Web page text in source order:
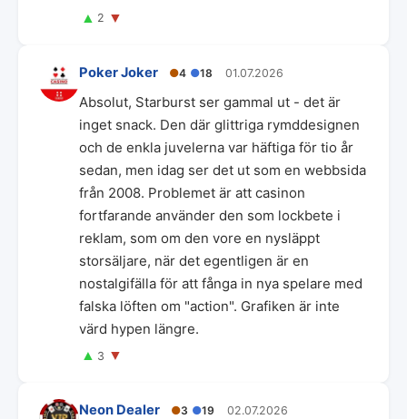
▲ 2 ▼
Poker Joker ●4 ●18 01.07.2026
Absolut, Starburst ser gammal ut - det är
inget snack. Den där glittriga rymddesignen
och de enkla juvelerna var häftiga för tio år
sedan, men idag ser det ut som en webbsida
från 2008. Problemet är att casinon
fortfarande använder den som lockbete i
reklam, som om den vore en nysläppt
storsäljare, när det egentligen är en
nostalgifälla för att fånga in nya spelare med
falska löften om "action". Grafiken är inte
värd hypen längre.
▲ 3 ▼
Neon Dealer ●3 ●19 02.07.2026